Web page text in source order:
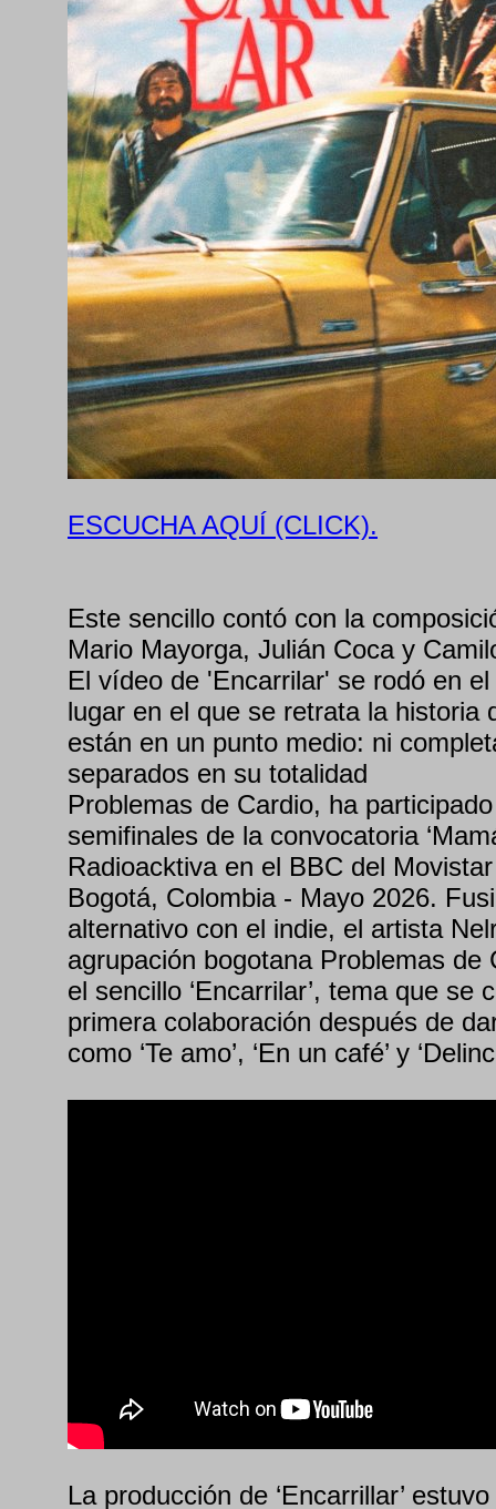
ESCUCHA AQUÍ (CLICK).
Este sencillo contó con la
Mario Mayorga, Julián Coca y
El vídeo de 'Encarrilar' se rodó en
lugar en el que se retrata la historia
están en un punto medio: ni
separados en su totalidad
Problemas de Cardio, ha
semifinales de la convocatoria
Radioacktiva en el BBC del
Bogotá, Colombia - Mayo 2026.
alternativo con el indie, el artista
agrupación bogotana Problemas de
el sencillo ‘Encarrilar’, tema que se
primera colaboración después de
como ‘Te amo’, ‘En un café’ y
La producción de ‘Encarrillar’